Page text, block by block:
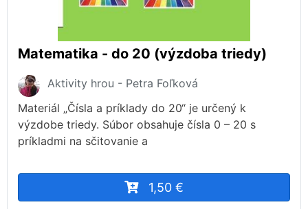
Matematika - do 20 (výzdoba triedy)
Aktivity hrou - Petra Foľková
Materiál „Čísla a príklady do 20“ je určený k
výzdobe triedy. Súbor obsahuje čísla 0 – 20 s
príkladmi na sčitovanie a
1,50 €